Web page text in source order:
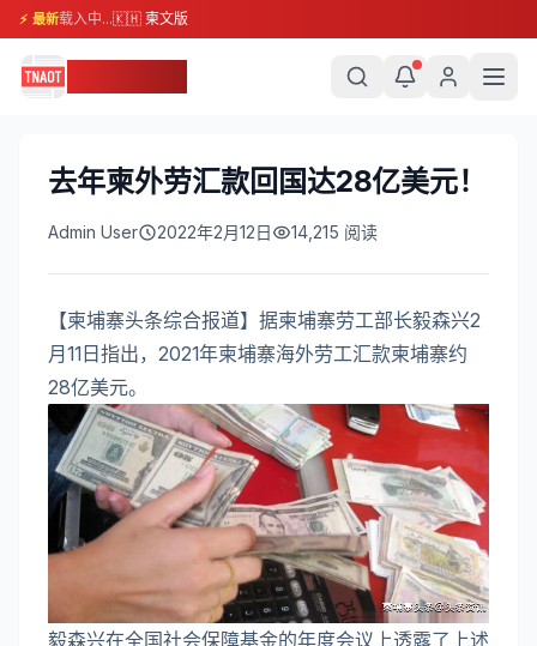
⚡ 最新载入中...🇰🇭 柬文版
去年柬外劳汇款回国达28亿美元！
Admin User 2022年2月12日 14,215 阅读
【柬埔寨头条综合报道】据柬埔寨劳工部长毅森兴2
月11日指出，2021年柬埔寨海外劳工汇款柬埔寨约
28亿美元。
毅森兴在全国社会保障基金的年度会议上透露了上述